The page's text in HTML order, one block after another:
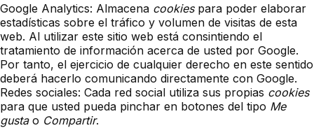
Google Analytics: Almacena cookiespara poder elaborar
estadísticas sobre el tráfico y volumen de visitas de esta
web. Al utilizar este sitio web está consintiendo el
tratamiento de información acerca de usted por Google.
Por tanto, el ejercicio de cualquier derecho en este sentido
deberá hacerlo comunicando directamente con Google.
Redes sociales: Cada red social utiliza sus propias cookies
para que usted pueda pinchar en botones del tipo Me
gustao Compartir.